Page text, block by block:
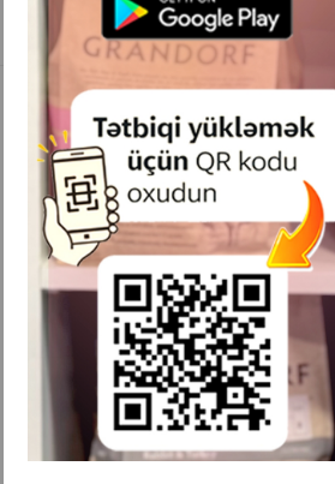
(0 Rəylər)
Çəki Qiymət
Almaq
Кq (çəki ilə)
16.80
10 kq 162.50
Josera JosiDog Lamb Basic –
Böyüklər üçün quzu ətli, normal
aktivlikdə olan itlər üçün quru yem.
-11.03%